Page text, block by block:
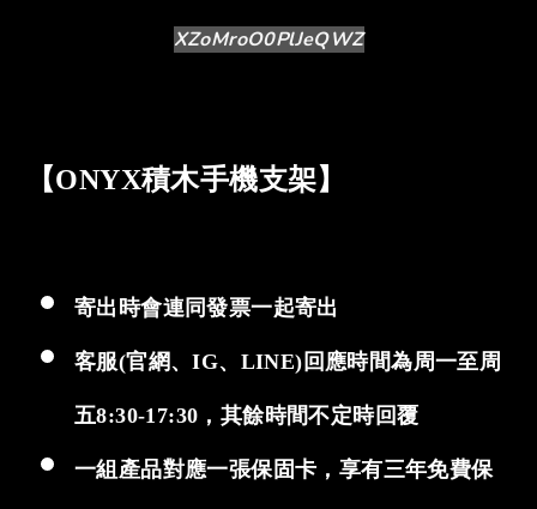
XZoMroO0PlJeQWZ
【ONYX積木手機支架】
寄出時會連同發票一起寄出
客服(官網、IG、LINE)回應時間為周一至周
五8:30-17:30，其餘時間不定時回覆
一組產品對應一張保固卡，享有三年免費保